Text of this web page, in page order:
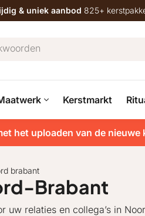
& uniek aanbod 825+
Kerstmarkt
het uploaden van de
brabant
Brabant
uw relaties en collega’s in